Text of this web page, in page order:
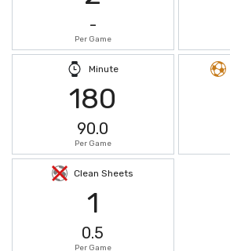
-
Per Game
Minute
180
90.0
Per Game
Clean Sheets
1
0.5
Per Game